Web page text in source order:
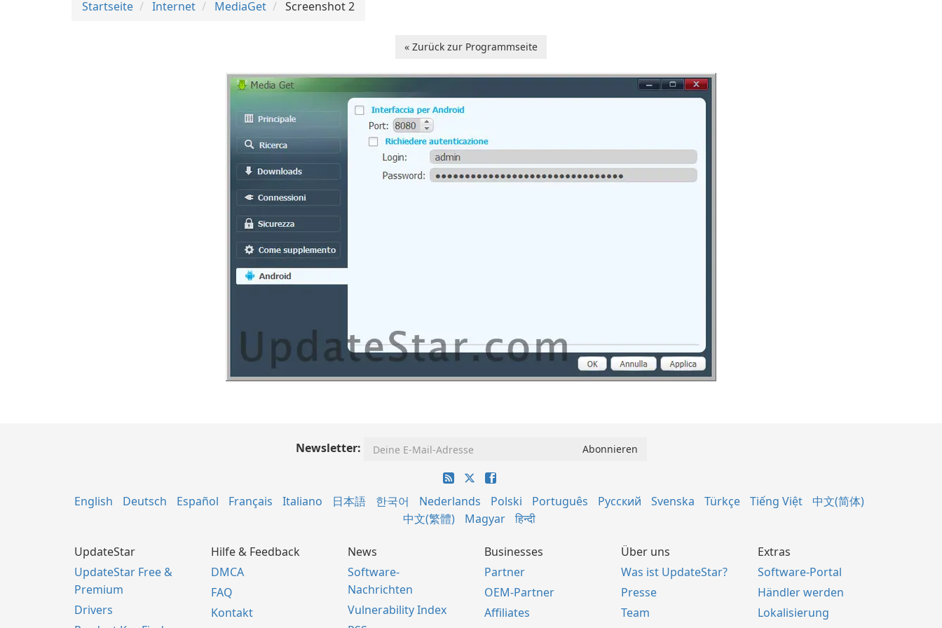
Startseite Internet MediaGet Screenshot 2
« Zurück zur Programmseite
Newsletter:
English Deutsch Español Français Italiano 日本語 한국어 Nederlands Polski Português Русский Svenska Türkçe Tiếng Việt
中文(简体)
中文(繁體)
Magyar हिन्दी
UpdateStar
UpdateStar Free &
Premium
Drivers
Hilfe & Feedback
DMCA
FAQ
Kontakt
News
Software-
Nachrichten
Vulnerability Index
Businesses
Partner
OEM-Partner
Affiliates
Über uns
Was ist UpdateStar?
Presse
Team
Extras
Software-Portal
Händler werden
Lokalisierung